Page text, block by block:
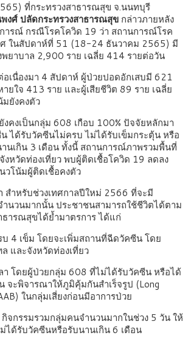
ที่กระทรวงสาธารณสุข จ.นนทบุรี
งศ์ ปลัดกระทรวงสาธารณสุข กล่าวภายหลัง
ารณ์ กรณีโรคโควิด 19 ว่า สถานการณ์โรค
ศ ในสัปดาห์ที่ 51 (18-24 ธันวาคม 2565) มี
พยาบาล 2,900 ราย เฉลี่ย 414 รายต่อวัน
เนื่องมา 4 สัปดาห์ ผู้ป่วยปอดอักเสบมี 621
ยใจ 413 ราย และผู้เสียชีวิต 89 ราย เฉลี่ย
ยังคงตัว
คงเป็นกลุ่ม 608 เกือบ 100% ปัจจัยหลักมา
ได้รับวัคซีนไม่ครบ ไม่ได้รับเข็มกระตุ้น หรือ
นเกิน 3 เดือน ทั้งนี้ สถานการณ์ภาพรวมพื้นที่
หวัดท่องเที่ยว พบผู้ติดเชื้อโควิด 19 ลดลง
โน้มผู้ติดเชื้อคงตัว
สำหรับช่วงเทศกาลปีใหม่ 2566 ที่จะมี
นวนมากนั้น ประชาชนสามารถใช้ชีวิตได้ตาม
ธารณสุขได้ย้ำมาตรการ ได้แก่
4 เข็ม โดยจะเพิ่มสถานที่ฉีดวัคซีน โดย
และจังหวัดท่องเที่ยว
า โดยผู้ป่วยกลุ่ม 608 ที่ไม่ได้รับวัคซีน หรือได้
จะพิจารณาให้ภูมิคุ้มกันสำเร็จรูป (Long
ในกลุ่มเสี่ยงก่อนมีอาการป่วย
จกรรมรวมกลุ่มคนจำนวนมากในช่วง 5 วัน ให้
ได้รับวัคซีนหรือรับนานเกิน 6 เดือน